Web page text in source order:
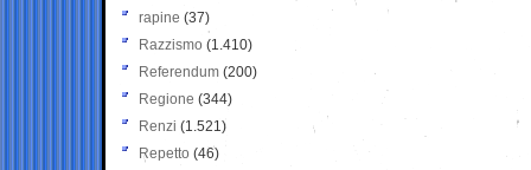
rapine (37)
Razzismo (1.410)
Referendum (200)
Regione (344)
Renzi (1.521)
Repetto (46)